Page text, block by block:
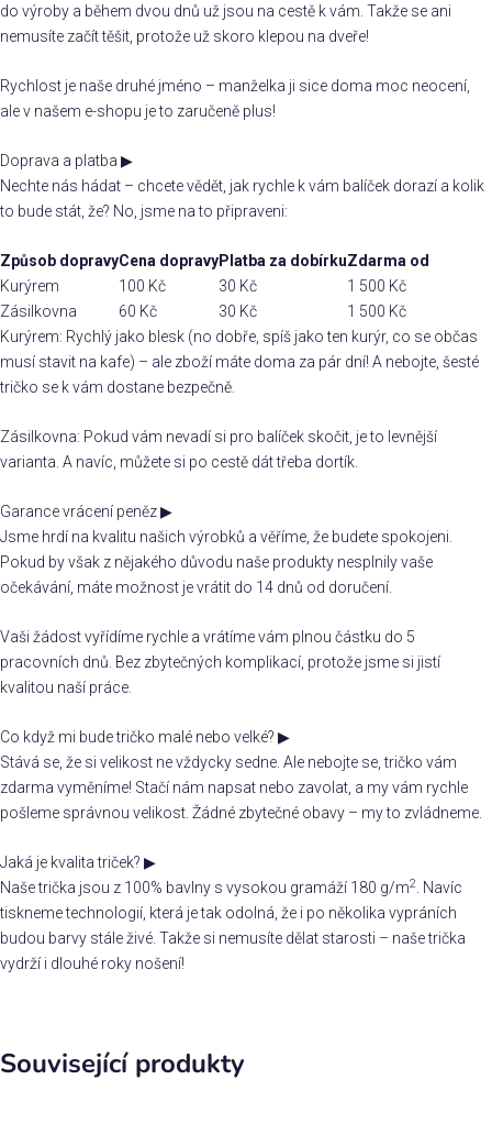
do výroby a během dvou dnů už jsou na cestě k vám. Takže se ani
nemusíte začít těšit, protože už skoro klepou na dveře!
Rychlost je naše druhé jméno – manželka ji sice doma moc neocení,
ale v našem e-shopu je to zaručeně plus!
Doprava a platba ▶
Nechte nás hádat – chcete vědět, jak rychle k vám balíček dorazí a kolik
to bude stát, že? No, jsme na to připraveni:
Způsob dopravyCena dopravyPlatba za dobírkuZdarma od
Kurýrem
100 Kč 30 Kč
1 500 Kč
Zásilkovna
60 Kč 30 Kč
1 500 Kč
Kurýrem: Rychlý jako blesk (no dobře, spíš jako ten kurýr, co se občas
musí stavit na kafe) – ale zboží máte doma za pár dní! A nebojte, šesté
tričko se k vám dostane bezpečně.
Zásilkovna: Pokud vám nevadí si pro balíček skočit, je to levnější
varianta. A navíc, můžete si po cestě dát třeba dortík.
Garance vrácení peněz▶
Jsme hrdí na kvalitu našich výrobků a věříme, že budete spokojeni.
Pokud by však z nějakého důvodu naše produkty nesplnily vaše
očekávání, máte možnost je vrátit do 14 dnů od doručení.
Vaši žádost vyřídíme rychle a vrátíme vám plnou částku do 5
pracovních dnů. Bez zbytečných komplikací, protože jsme si jistí
kvalitou naší práce.
Co když mi bude tričko malé nebo velké? ▶
Stává se, že si velikost ne vždycky sedne. Ale nebojte se, tričko vám
zdarma vyměníme! Stačí nám napsat nebo zavolat, a my vám rychle
pošleme správnou velikost. Žádné zbytečné obavy – my to zvládneme.
Jaká je kvalita triček? ▶
Naše trička jsou z 100% bavlny s vysokou gramáží 180 g/m2. Navíc
tiskneme technologií, která je tak odolná, že i po několika vypráních
budou barvy stále živé. Takže si nemusíte dělat starosti – naše trička
vydrží i dlouhé roky nošení!
Související produkty